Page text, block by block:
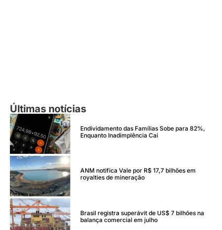
Últimas notícias
Endividamento das Famílias Sobe para 82%,
Enquanto Inadimplência Cai
ANM notifica Vale por R$ 17,7 bilhões em
royalties de mineração
Brasil registra superávit de US$ 7 bilhões na
balança comercial em julho